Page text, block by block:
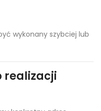
wykonany szybciej lub
realizacji